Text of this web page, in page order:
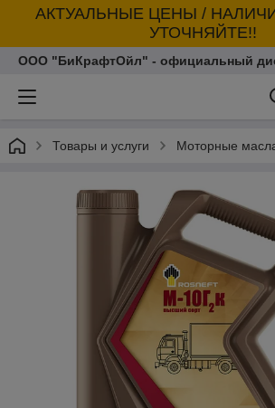
АКТУАЛЬНЫЕ ЦЕНЫ /
УТОЧНЯЙТЕ!!
ООО "БиКрафтОйл" - официальный
Товары и услуги Моторные